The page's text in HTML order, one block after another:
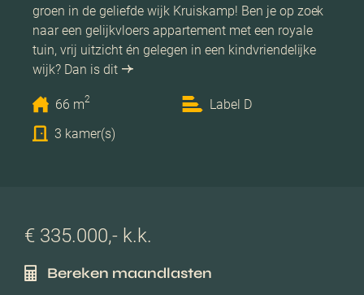
groen in de geliefde wijk Kruiskamp! Ben je op zoek
naar een gelijkvloers appartement met een royale
tuin, vrij uitzicht én gelegen in een kindvriendelijke
wijk? Dan is dit
66 m2
Label D
3 kamer(s)
€ 335.000,- k.k.
Bereken maandlasten